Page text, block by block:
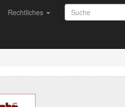
Rechtliches